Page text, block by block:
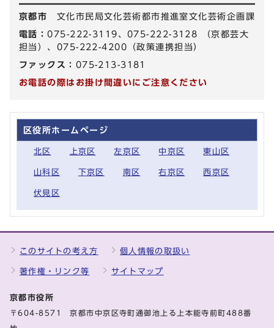
京都市 文化市民局文化芸術都市推進室文化芸術企画課
電話：075-222-3119、075-222-3128 （京都芸大
担当）、075-222-4200（政策連携担当）
ファックス： 075-213-3181
お電話の際はお掛け間違いにご注意ください
区役所ホームページ
北区 上京区 左京区 中京区 東山区
山科区 下京区 南区 右京区 西京区
伏見区
このサイトの考え方 個人情報の取扱い
著作権・リンク等 サイトマップ
京都市役所
〒604-8571 京都市中京区寺町通御池上る上本能寺前町488番